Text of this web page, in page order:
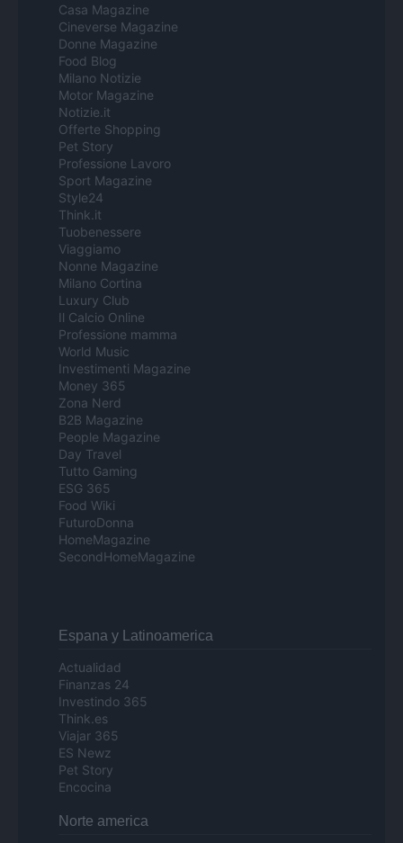
Casa Magazine
Cineverse Magazine
Donne Magazine
Food Blog
Milano Notizie
Motor Magazine
Notizie.it
Offerte Shopping
Pet Story
Professione Lavoro
Sport Magazine
Style24
Think.it
Tuobenessere
Viaggiamo
Nonne Magazine
Milano Cortina
Luxury Club
Il Calcio Online
Professione mamma
World Music
Investimenti Magazine
Money 365
Zona Nerd
B2B Magazine
People Magazine
Day Travel
Tutto Gaming
ESG 365
Food Wiki
FuturoDonna
HomeMagazine
SecondHomeMagazine
Espana y Latinoamerica
Actualidad
Finanzas 24
Investindo 365
Think.es
Viajar 365
ES Newz
Pet Story
Encocina
Norte america